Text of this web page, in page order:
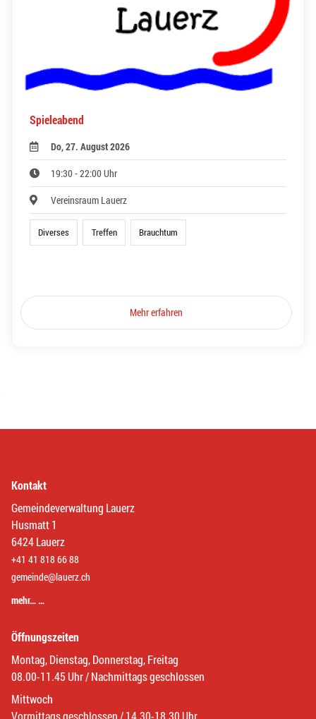
Spieleabend
Do, 27. August 2026
19:30 - 22:00 Uhr
Vereinsraum Lauerz
Diverses Treffen Brauchtum
Mehr erfahren
Kontakt
Gemeindeverwaltung Lauerz
Husmatt 1
6424 Lauerz
+41 41 818 66 88
gemeinde@lauerz.ch
mehr… …
Öffnungszeiten
Montag, Dienstag, Donnerstag, Freitag
08.00-11.45 Uhr / Nachmittags geschlossen
Mittwoch
Vormittags geschlossen / 14.30-18.30 Uhr